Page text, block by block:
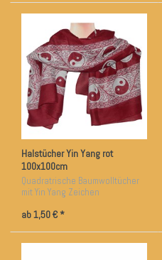
Halstücher Yin Yang rot
100x100cm
Quadratrische Baumwolltücher
mit Yin Yang Zeichen
ab 1,50 € *